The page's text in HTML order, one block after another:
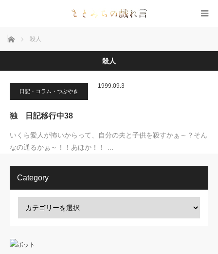
ホーム 殺人
殺人
日記・コラム・つぶやき
1999.09.3
独 日記移行中38
いくら愛人が怖いからって、自分の夫と子供を殺すかぁ～？そん
なの通るかぁ～！！あほか！！ …
Category